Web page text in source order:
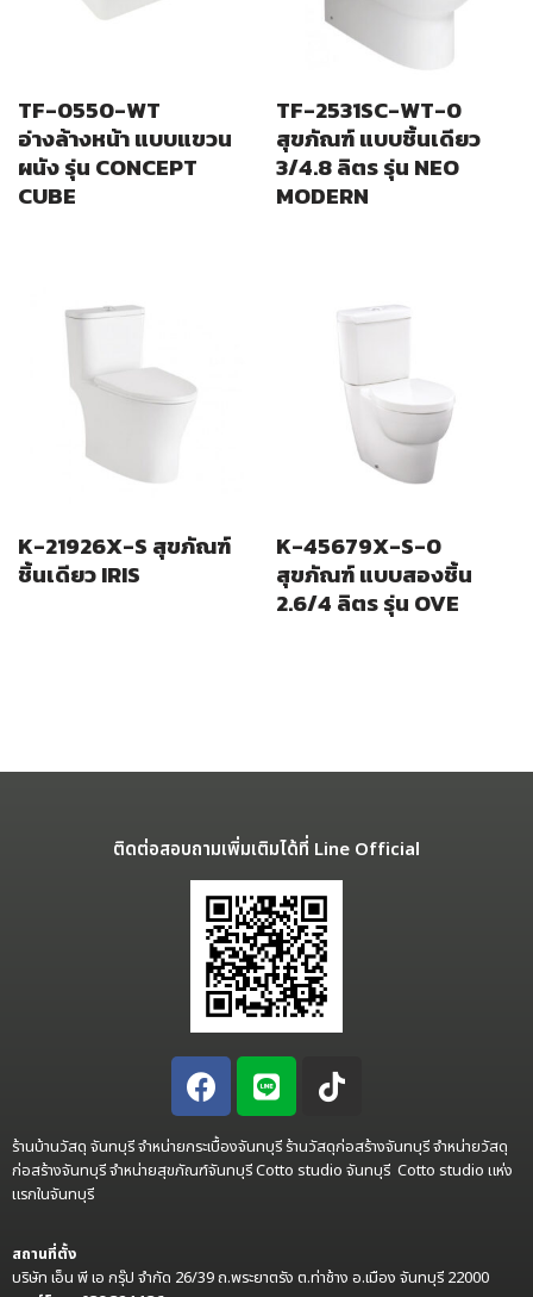
TF-0550-WT
อ่างล้างหน้า แบบแขวน
ผนัง รุ่น CONCEPT
CUBE
TF-2531SC-WT-0
สุขภัณฑ์ แบบชิ้นเดียว
3/4.8 ลิตร รุ่น NEO
MODERN
K-21926X-S สุขภัณฑ์
ชิ้นเดียว IRIS
K-45679X-S-0
สุขภัณฑ์ แบบสองชิ้น
2.6/4 ลิตร รุ่น OVE
ติดต่อสอบถามเพิ่มเติมได้ที่ Line Official
ร้านบ้านวัสดุ จันทบุรี จำหน่ายกระเบื้องจันทบุรี ร้านวัสดุก่อสร้างจันทบุรี จำหน่ายวัสดุ
ก่อสร้างจันทบุรี จำหน่ายสุขภัณฑ์จันทบุรี Cotto studio จันทบุรี Cotto studio แห่ง
แรกในจันทบุรี
สถานที่ตั้ง
บริษัท เอ็น พี เอ กรุ๊ป จำกัด 26/39 ถ.พระยาตรัง ต.ท่าช้าง อ.เมือง จันทบุรี 22000